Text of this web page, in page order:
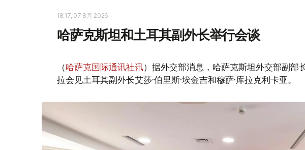
18:17, 07 8月 2026
哈萨克斯坦和土耳其副外长举行会谈
（哈萨克国际通讯社讯）据外交部消息，哈萨克斯坦外交部副部
拉会见土耳其副外长艾莎·伯里斯·埃金吉和穆萨·库拉克利卡亚。